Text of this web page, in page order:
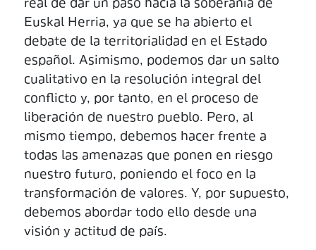
real de dar un paso hacia la soberanía de
Euskal Herria, ya que se ha abierto el
debate de la territorialidad en el Estado
español. Asimismo, podemos dar un salto
cualitativo en la resolución integral del
conflicto y, por tanto, en el proceso de
liberación de nuestro pueblo. Pero, al
mismo tiempo, debemos hacer frente a
todas las amenazas que ponen en riesgo
nuestro futuro, poniendo el foco en la
transformación de valores. Y, por supuesto,
debemos abordar todo ello desde una
visión y actitud de país.